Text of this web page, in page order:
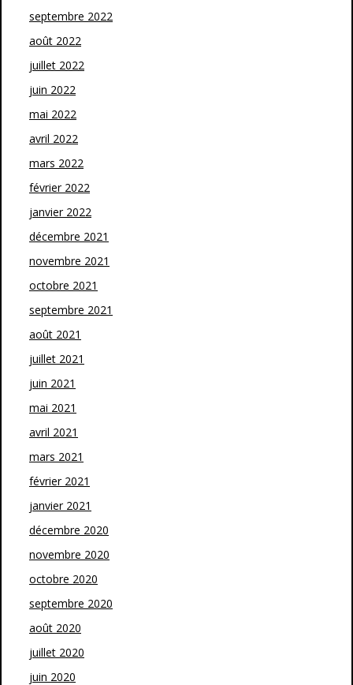
septembre 2022
août 2022
juillet 2022
juin 2022
mai 2022
avril 2022
mars 2022
février 2022
janvier 2022
décembre 2021
novembre 2021
octobre 2021
septembre 2021
août 2021
juillet 2021
juin 2021
mai 2021
avril 2021
mars 2021
février 2021
janvier 2021
décembre 2020
novembre 2020
octobre 2020
septembre 2020
août 2020
juillet 2020
juin 2020